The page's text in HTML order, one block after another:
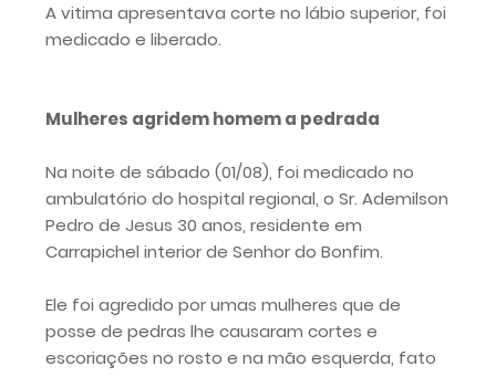
A vitima apresentava corte no lábio superior, foi
medicado e liberado.
Mulheres agridem homem a pedrada
Na noite de sábado (01/08), foi medicado no
ambulatório do hospital regional, o Sr. Ademilson
Pedro de Jesus 30 anos, residente em
Carrapichel interior de Senhor do Bonfim.
Ele foi agredido por umas mulheres que de
posse de pedras lhe causaram cortes e
escoriações no rosto e na mão esquerda, fato